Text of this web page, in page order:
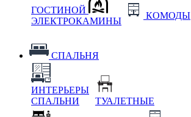
ГОСТИНОЙ
ЭЛЕКТРОКАМИНЫ
КОМОДЫ
СПАЛЬНЯ
ИНТЕРЬЕРЫ
СПАЛЬНИ
ТУАЛЕТНЫЕ